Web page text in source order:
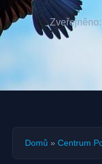
Domů » Centrum